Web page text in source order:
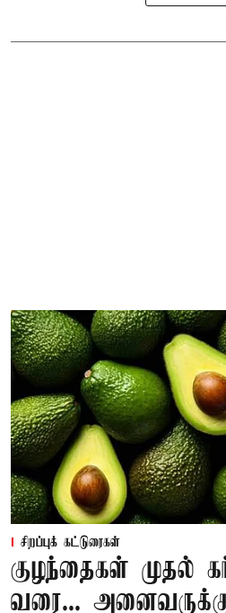
சிறப்புக் கட்டுரைகள்
குழந்தைகள் முதல்
வரை...